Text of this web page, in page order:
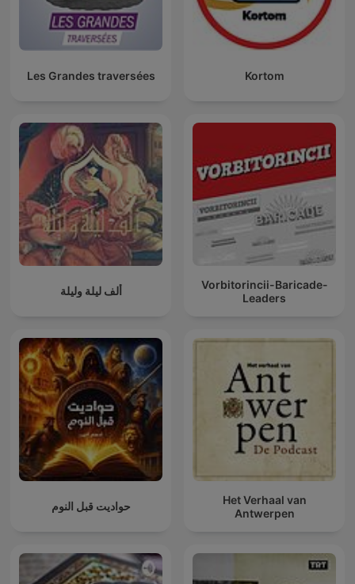
Les Grandes traversées Kortom
ألف ليلة وليلة
Vorbitorincii-Baricade-
Leaders
حواديت قبل النوم
Het Verhaal van
Antwerpen